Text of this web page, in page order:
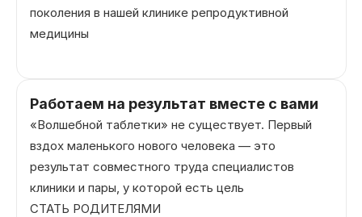
поколения в нашей клинике репродуктивной
медицины
Работаем на результат вместе с вами
«Волшебной таблетки» не существует. Первый
вздох маленького нового человека — это
результат совместного труда специалистов
клиники и пары, у которой есть цель
СТАТЬ РОДИТЕЛЯМИ